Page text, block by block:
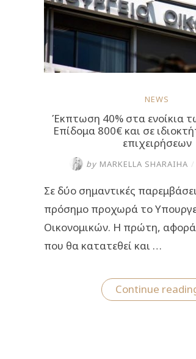
NEWS
Έκπτωση 40% στα ενοίκια
Επίδομα 800€ και σε
επιχειρήσεων
by MARKELLA SHARAIHA /
Σε δύο σημαντικές
πρόσημο προχωρά το
Οικονομικών. Η πρώτη,
που θα κατατεθεί και …
Continue